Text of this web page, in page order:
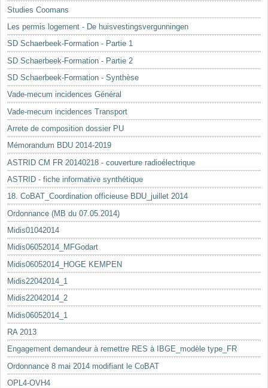
Studies Coomans
Les permis logement - De huisvestingsvergunningen
SD Schaerbeek-Formation - Partie 1
SD Schaerbeek-Formation - Partie 2
SD Schaerbeek-Formation - Synthèse
Vade-mecum incidences Général
Vade-mecum incidences Transport
Arrete de composition dossier PU
Mémorandum BDU 2014-2019
ASTRID CM FR 20140218 - couverture radioélectrique
ASTRID - fiche informative synthétique
18. CoBAT_Coordination officieuse BDU_juillet 2014
Ordonnance (MB du 07.05.2014)
Midis01042014
Midis06052014_MFGodart
Midis06052014_HOGE KEMPEN
Midis22042014_1
Midis22042014_2
Midis06052014_1
RA 2013
Engagement demandeur à remettre RES à IBGE_modèle type_FR
Ordonnance 8 mai 2014 modifiant le CoBAT
OPL4-OVH4